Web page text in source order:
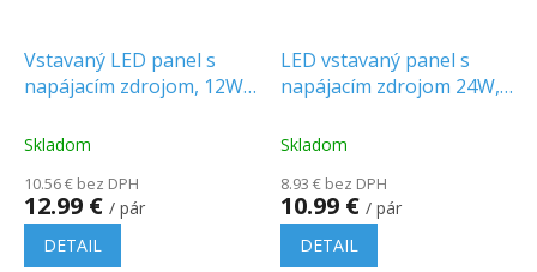
Vstavaný LED panel s
napájacím zdrojom, 12W,
zadarmo!
Skladom
10.56 € bez DPH
12.99 € / pár
DETAIL
LED vstavaný panel s
napájacím zdrojom 24W,
zadarmo!
Skladom
8.93 € bez DPH
10.99 € / pár
DETAIL